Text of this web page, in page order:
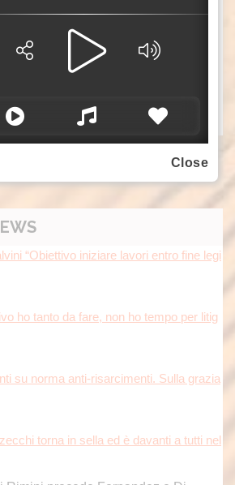
“Obiettivo iniziare lavori entro fine legi
ho tanto da fare, non ho tempo per litig
su norma anti-risarcimenti. Sulla grazia
torna in sella ed è davanti a tutti nel
Close